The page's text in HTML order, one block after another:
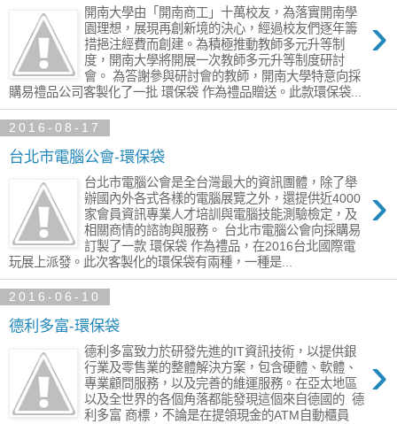
›
開南大學由「開南商工」十萬校友，為落實開南學
園理想，展現再創新境的決心，經過校友們逐年籌
措挹注經費而創建。為積極推動教師多元升等制
度，開南大學將開展一次教師多元升等制度研討
會。 為答謝參與研討會的教師，開南大學特意向採
購易禮品公司客製化了一批 環保袋 作為禮品贈送。此款環保袋...
2016-08-17
台北市電腦公會-環保袋
›
台北市電腦公會是全台灣最大的資訊團體，除了舉
辦國內外各式各樣的電腦展覽之外，還提供近4000
家會員資訊專業人才培訓與電腦技能測驗檢定，及
相關商情的諮詢與服務。 台北市電腦公會向採購易
訂製了一款 環保袋 作為禮品，在2016台北國際電
玩展上派發。此次客製化的環保袋有兩種，一種是...
2016-06-10
德利多富-環保袋
›
德利多富致力於研發先進的IT資訊技術，以提供銀
行業及零售業的整體解決方案，包含硬體、軟體、
專業顧問服務，以及完善的維運服務。在亞太地區
以及全世界的各個角落都能發現這個來自德國的 ​ 德
利多富 商標，不論是在提領現金的ATM自動櫃員